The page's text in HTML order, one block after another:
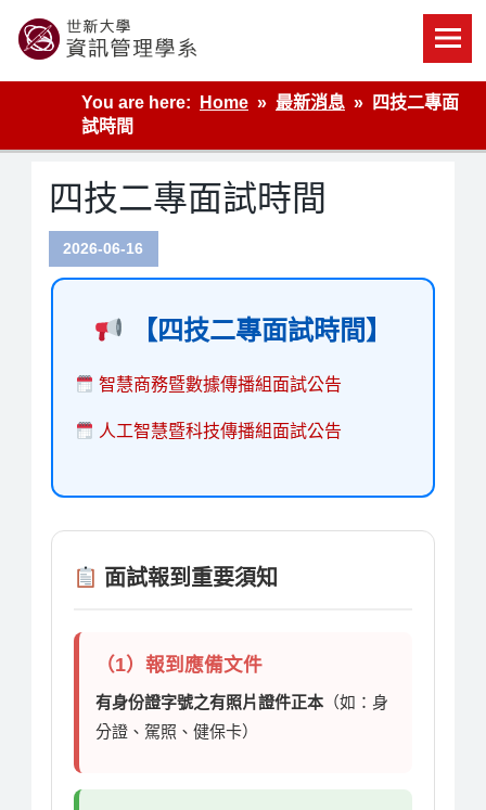
content
世新大學資管系網站
You are here:
Home 最新消息
四技二專面
試時間
四技二專面試時間
2026-06-16
【四技二專面試時間】
智慧商務暨數據傳播組面試公告
人工智慧暨科技傳播組面試公告
面試報到重要須知
（1）報到應備文件
有身份證字號之有照片證件正本（如：身
分證、駕照、健保卡）